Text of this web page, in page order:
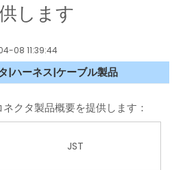
します
08 11:39:44
|ハーネス|ケーブル製品
クタ製品概要を提供します：
JST